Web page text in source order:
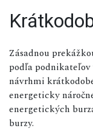
Zásadnou
podľa podnikateľov
návrhmi
energeticky
energetických
burzy.